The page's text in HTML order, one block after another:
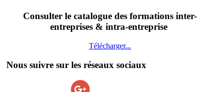
Consulter le catalogue des formations inter-
entreprises & intra-entreprise
Télécharger...
Nous suivre sur les réseaux sociaux